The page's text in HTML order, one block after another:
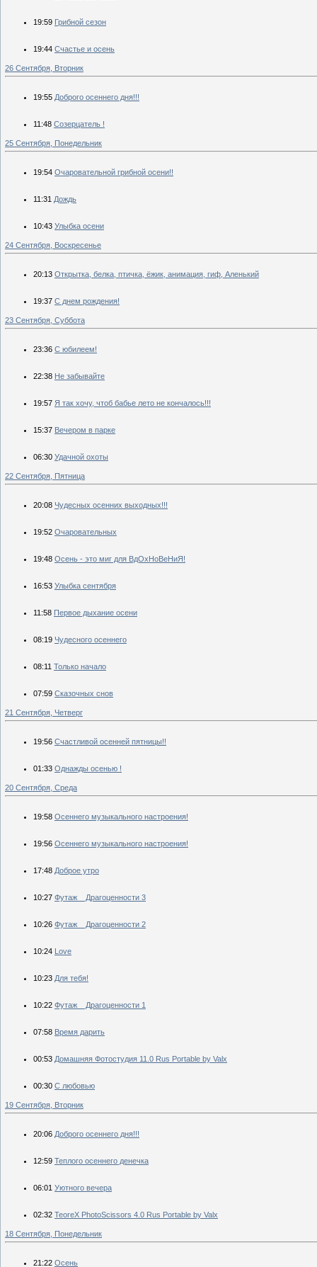
19:59 Грибной сезон
19:44 Счастье и осень
26 Сентября, Вторник
19:55 Доброго осеннего дня!!!
11:48 Созерцатель !
25 Сентября, Понедельник
19:54 Очаровательной грибной осени!!
11:31 Дождь
10:43 Улыбка осени
24 Сентября, Воскресенье
20:13 Открытка, белка, птичка, ёжик, анимация, гиф, Аленький
19:37 С днем рождения!
23 Сентября, Суббота
23:36 С юбилеем!
22:38 Не забывайте
19:57 Я так хочу, чтоб бабье лето не кончалось!!!
15:37 Вечером в парке
06:30 Удачной охоты
22 Сентября, Пятница
20:08 Чудесных осенних выходных!!!
19:52 Очаровательных
19:48 Осень - это миг для ВдОхНоВеНиЯ!
16:53 Улыбка сентября
11:58 Первое дыхание осени
08:19 Чудесного осеннего
08:11 Только начало
07:59 Сказочных снов
21 Сентября, Четверг
19:56 Счастливой осенней пятницы!!
01:33 Однажды осенью !
20 Сентября, Среда
19:58 Осеннего музыкального настроения!
19:56 Осеннего музыкального настроения!
17:48 Доброе утро
10:27 Футаж _ Драгоценности 3
10:26 Футаж _ Драгоценности 2
10:24 Love
10:23 Для тебя!
10:22 Футаж _ Драгоценности 1
07:58 Время дарить
00:53 Домашняя Фотостудия 11.0 Rus Portable by Valx
00:30 С любовью
19 Сентября, Вторник
20:06 Доброго осеннего дня!!!
12:59 Теплого осеннего денечка
06:01 Уютного вечера
02:32 TeoreX PhotoScissors 4.0 Rus Portable by Valx
18 Сентября, Понедельник
21:22 Осень